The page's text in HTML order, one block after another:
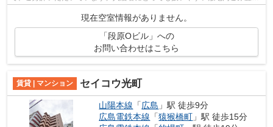
現在空室情報がありません。
「段原Oビル」への
お問い合わせはこちら
賃貸 | マンション セイコウ光町
山陽本線 「広島 」駅 徒歩9分
広島電鉄本線 「猿猴橋町 」駅 徒歩15分